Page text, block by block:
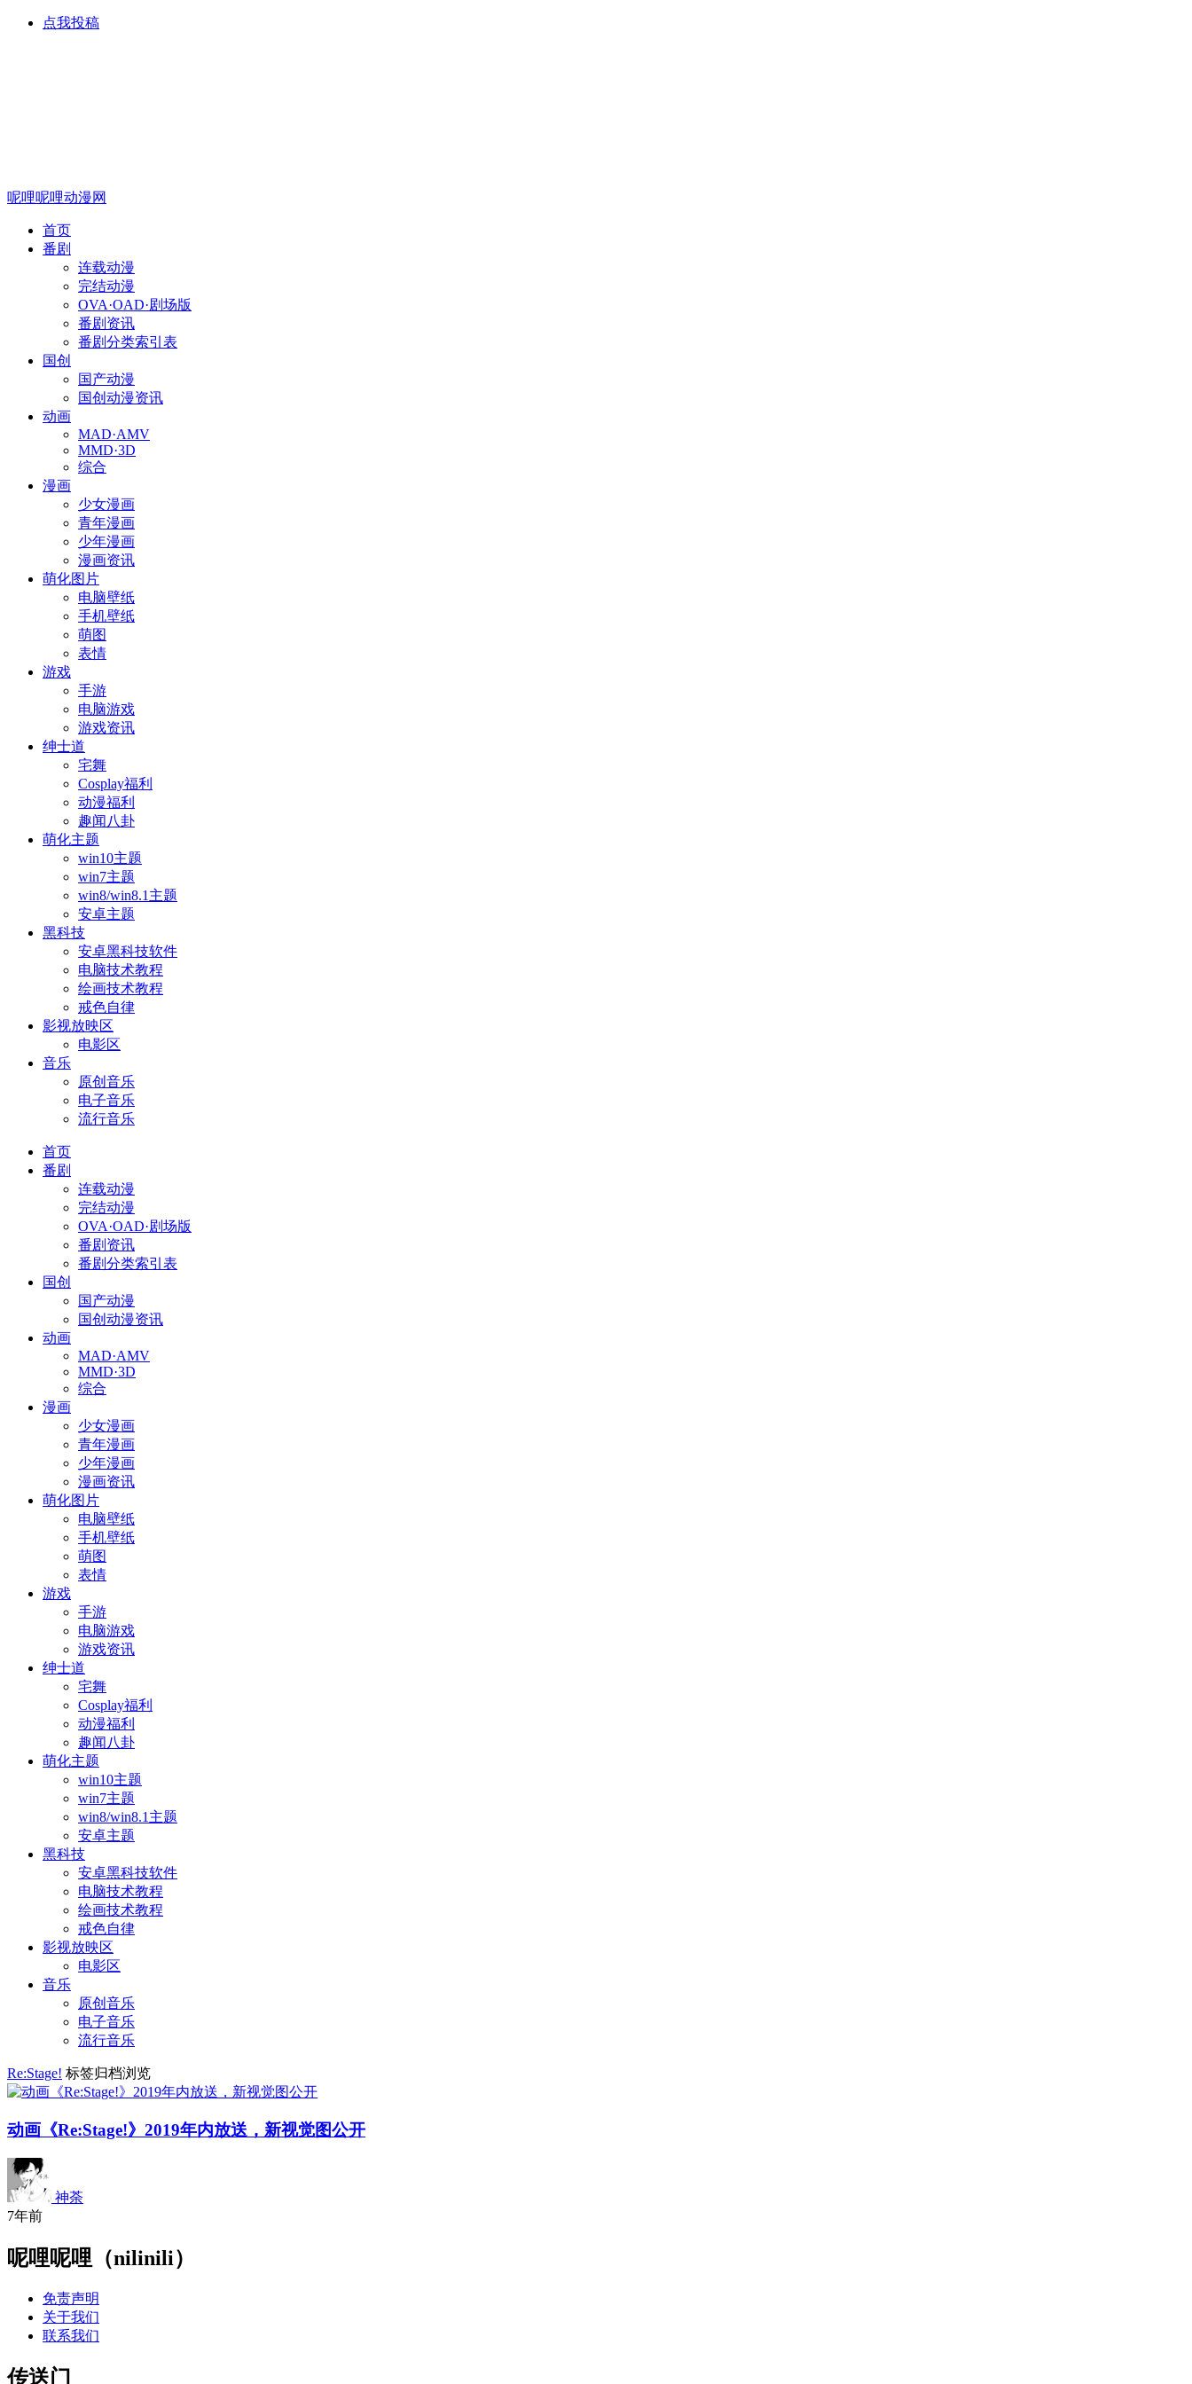
点我投稿
呢哩呢哩动漫网
首页
番剧
连载动漫
完结动漫
OVA·OAD·剧场版
番剧资讯
番剧分类索引表
国创
国产动漫
国创动漫资讯
动画
MAD·AMV
MMD·3D
综合
漫画
少女漫画
青年漫画
少年漫画
漫画资讯
萌化图片
电脑壁纸
手机壁纸
萌图
表情
游戏
手游
电脑游戏
游戏资讯
绅士道
宅舞
Cosplay福利
动漫福利
趣闻八卦
萌化主题
win10主题
win7主题
win8/win8.1主题
安卓主题
黑科技
安卓黑科技软件
电脑技术教程
绘画技术教程
戒色自律
影视放映区
电影区
音乐
原创音乐
电子音乐
流行音乐
首页
番剧
连载动漫
完结动漫
OVA·OAD·剧场版
番剧资讯
番剧分类索引表
国创
国产动漫
国创动漫资讯
动画
MAD·AMV
MMD·3D
综合
漫画
少女漫画
青年漫画
少年漫画
漫画资讯
萌化图片
电脑壁纸
手机壁纸
萌图
表情
游戏
手游
电脑游戏
游戏资讯
绅士道
宅舞
Cosplay福利
动漫福利
趣闻八卦
萌化主题
win10主题
win7主题
win8/win8.1主题
安卓主题
黑科技
安卓黑科技软件
电脑技术教程
绘画技术教程
戒色自律
影视放映区
电影区
音乐
原创音乐
电子音乐
流行音乐
Re:Stage! 标签归档浏览
动画《Re:Stage!》2019年内放送，新视觉图公开
神荼
7年前
呢哩呢哩（nilinili）
免责声明
关于我们
联系我们
传送门